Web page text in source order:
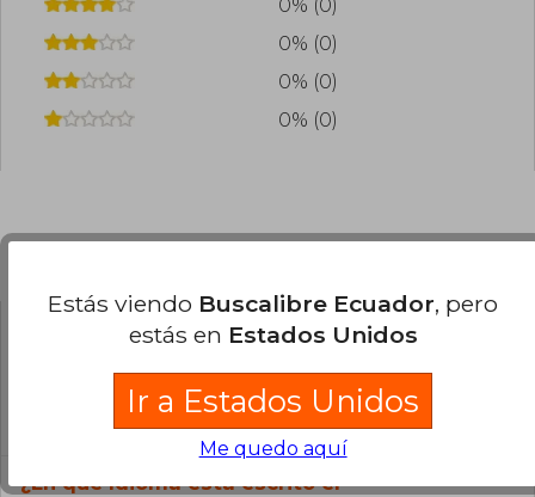
0% (0)
0% (0)
0% (0)
0% (0)
¿El libro es original?
Todos los libros de nuestro
catálogo son Originales.
¿En qué Idioma está escrito el
Estás viendo Buscalibre Ecuador, pero
estás en Estados Unidos
Ir a Estados Unidos
Me quedo aquí